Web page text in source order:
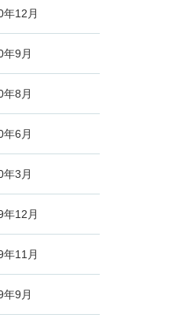
年12月
年9月
年8月
年6月
年3月
年12月
年11月
年9月